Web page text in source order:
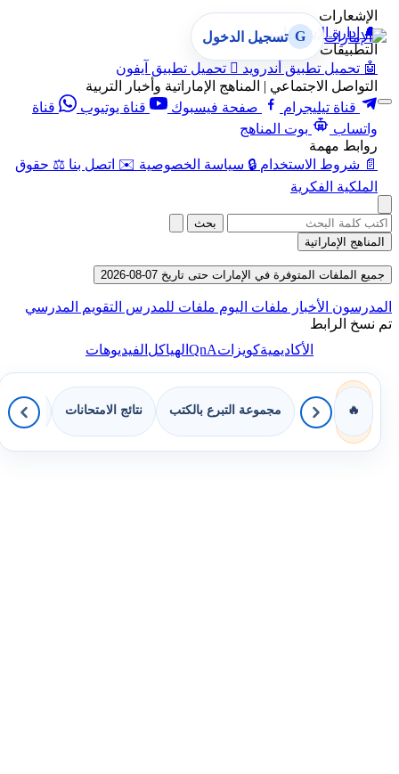
الإشعارات
🔔 إدارة الإشعارات
التطبيقات
🤖 تحميل تطبيق أندرويد  تحميل تطبيق آيفون
التواصل الاجتماعي | المناهج الإماراتية وأخبار التربية
قناة تيليجرام
صفحة فيسبوك قناة يوتيوب
قناة
واتساب
بوت المناهج
روابط مهمة
📄 شروط الاستخدام 🔒 سياسة الخصوصية ✉️ اتصل بنا ⚖️ حقوق
الملكية الفكرية
G تسجيل الدخول
بحث
المناهج الإماراتية
جميع الملفات المتوفرة في الإمارات حتى تاريخ 07-08-2026
المدرسون الأخبار ملفات اليوم ملفات للمدرس التقويم المدرسي
تم نسخ الرابط
الأكاديميةكويزاتQnAالهياكلالفيديوهات
🔥 مجموعة التبرع بالكتب نتائج الامتحانات